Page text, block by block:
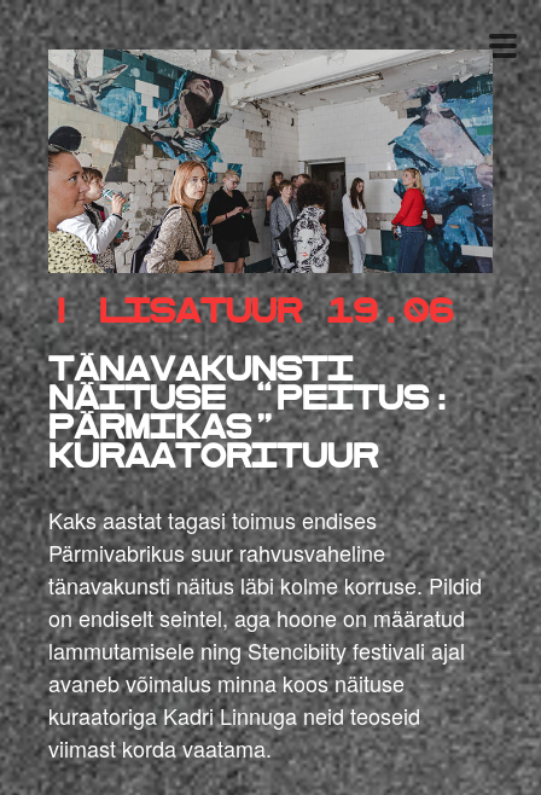
! LISATUUR 19.06
Tänavakunsti
näituse “Peitus:
Pärmikas”
kuraatorituur
Kaks aastat tagasi toimus endises
Pärmivabrikus suur rahvusvaheline
tänavakunsti näitus läbi kolme korruse. Pildid
on endiselt seintel, aga hoone on määratud
lammutamisele ning Stencibiity festivali ajal
avaneb võimalus minna koos näituse
kuraatoriga Kadri Linnuga neid teoseid
viimast korda vaatama.